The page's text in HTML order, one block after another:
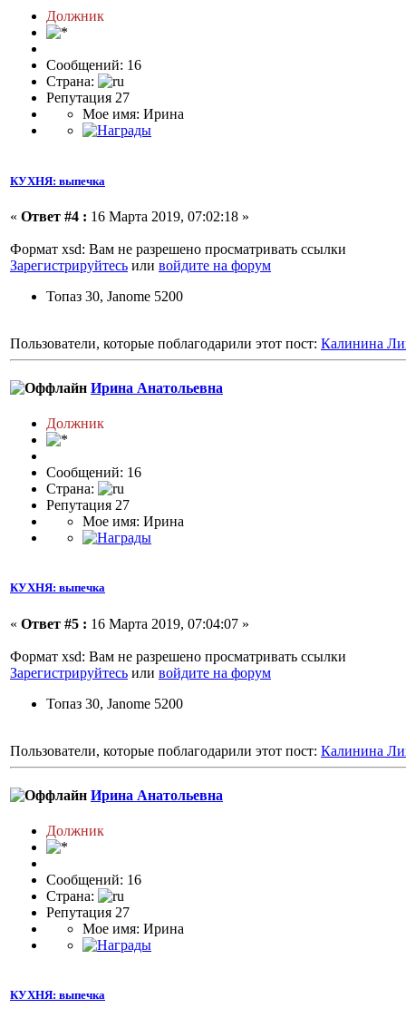
Должник
Сообщений: 16
Страна:
Репутация 27
Мое имя: Ирина
КУХНЯ: выпечка
« Ответ #4 : 16 Марта 2019, 07:02:18 »
Формат xsd: Вам не разрешено просматривать ссылки
Зарегистрируйтесь или войдите на форум
Топаз 30, Janome 5200
Пользователи, которые поблагодарили этот пост: Калинина
Ирина Анатольевна
Должник
Сообщений: 16
Страна:
Репутация 27
Мое имя: Ирина
КУХНЯ: выпечка
« Ответ #5 : 16 Марта 2019, 07:04:07 »
Формат xsd: Вам не разрешено просматривать ссылки
Зарегистрируйтесь или войдите на форум
Топаз 30, Janome 5200
Пользователи, которые поблагодарили этот пост: Калинина
Ирина Анатольевна
Должник
Сообщений: 16
Страна:
Репутация 27
Мое имя: Ирина
КУХНЯ: выпечка